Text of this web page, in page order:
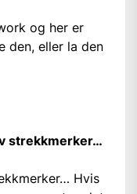
og her er
den, eller la den
strekkmerker…
Hvis